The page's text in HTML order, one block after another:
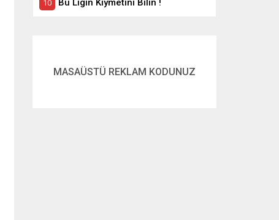
Bu Ligin Kıymetini Bilin !
MASAÜSTÜ REKLAM KODUNUZ